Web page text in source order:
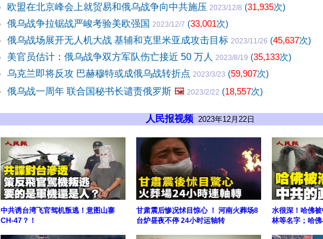
欧盟在北京峰会上就贸易和俄乌战争向中共施压 2023/12/8 (31,935次)
俄乌战争拉锯战严峻考验美欧强国 2023/12/7 (33,001次)
俄乌战场展开无人机大战 基辅和克里米亚成攻击目标 2023/11/26 (45,637次)
美官员估计：俄乌战争双方军队伤亡接近 50 万人 2023/8/19 (35,133次)
乌克兰即将反攻 巴赫穆特或成俄乌战转折点 2023/3/23 (59,907次)
俄乌战一周年 联合国秘书长谴责俄罗斯 🖼️ 2023/2/22 (18,557次)
人民报视频 2023年12月22日
中共诱台湾飞官驾机叛逃！意图山寨
CH-47？！
甘肃震后惨况怵目惊心 ！ 河南火葬场8
台炉昼夜不停 24小时运轴转
水很深！哈佛
林等名字；哈